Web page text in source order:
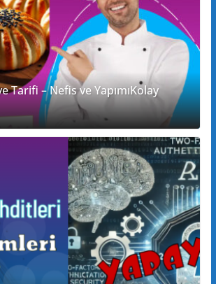
Tarifi – Nefis ve YapımıKolay